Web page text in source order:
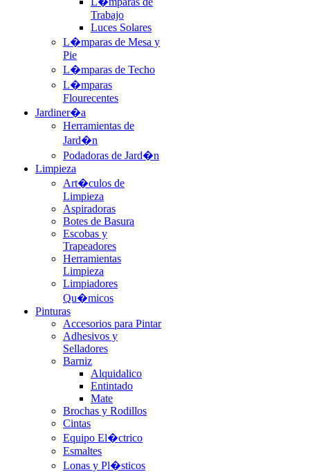
Trabajo
Luces Solares
L�mparas de Mesa y
Pie
L�mparas de Techo
L�mparas
Flourecentes
Jardiner�a
Herramientas de
Jard�n
Podadoras de Jard�n
Limpieza
Art�culos de
Limpieza
Aspiradoras
Botes de Basura
Escobas y
Trapeadores
Herramientas
Limpieza
Limpiadores
Qu�micos
Pinturas
Accesorios para Pintar
Adhesivos y
Selladores
Barniz
Alquidalico
Entintado
Mate
Brochas y Rodillos
Cintas
Equipo El�ctrico
Esmaltes
Lonas y Pl�sticos